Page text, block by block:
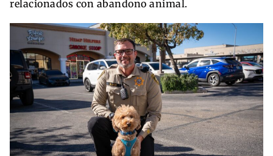
relacionados con abandono animal.